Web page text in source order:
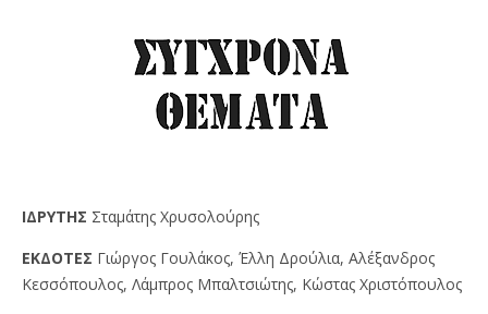
IΔPYTHΣ Σταμάτης Χρυσολούρης
EKΔOTEΣ Γιώργος Γουλάκος, Έλλη Δρούλια, Αλέξανδρος
Κεσσόπουλος, Λάμπρος Μπαλτσιώτης, Κώστας Χριστόπουλος